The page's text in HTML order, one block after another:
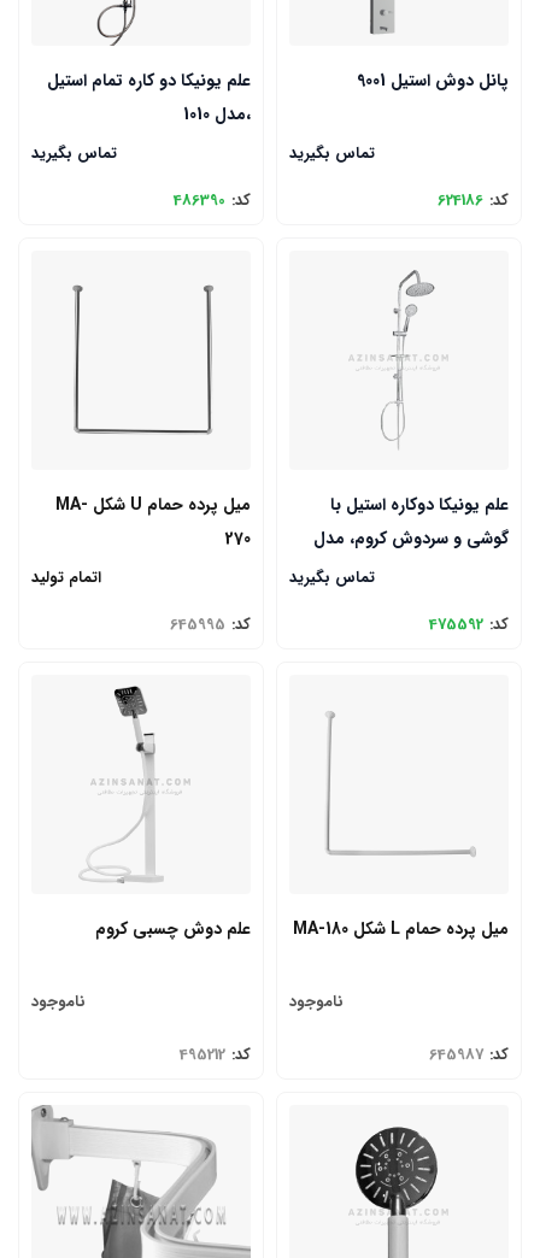
پانل دوش استیل 9001
تماس بگیرید
کد: 624186
علم یونیکا دو کاره تمام استیل
،مدل 1010
تماس بگیرید
کد: 486390
علم یونیکا دوکاره استیل با
گوشی و سردوش کروم، مدل
تماس بگیرید
کد: 475592
میل پرده حمام U شکل MA-
270
اتمام تولید
کد: 645995
میل پرده حمام L شکل MA-180
ناموجود
کد: 645987
علم دوش چسبی کروم
ناموجود
کد: 495212